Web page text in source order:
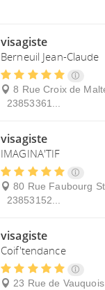
visagiste
Berneuil Jean-Claude
8 Rue Croix de
23853361...
visagiste
IMAGINA'TIF
80 Rue Faubourg
23853152...
visagiste
Coif'tendance
23 Rue de Vauquois